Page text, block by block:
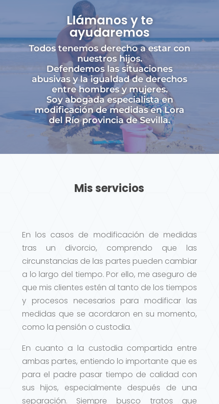
Llámanos y te
ayudaremos
Todos tenemos derecho a estar con
nuestros hijos.
Defendemos las situaciones
abusivas y la igualdad de derechos
entre hombres y mujeres.
Soy abogada especialista en
modificación de medidas en Lora
del Río provincia de Sevilla.
Mis servicios
En los casos de modificación de medidas
tras un divorcio, comprendo que las
circunstancias de las partes pueden cambiar
a lo largo del tiempo. Por ello, me aseguro de
que mis clientes estén al tanto de los tiempos
y procesos necesarios para modificar las
medidas que se acordaron en su momento,
como la pensión o custodia.
En cuanto a la custodia compartida entre
ambas partes, entiendo lo importante que es
para el padre pasar tiempo de calidad con
sus hijos, especialmente después de una
separación. Siempre busco tratos que